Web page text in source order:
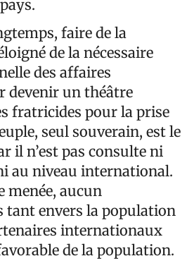
faire de la
de la nécessaire
des affaires
devenir un théâtre
fratricides pour la prise
seul souverain, est le
il n’est pas consulte ni
au niveau international.
menée, aucun
tant envers la population
internationaux
de la population.